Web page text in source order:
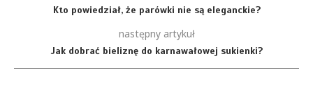
Kto powiedział, że parówki nie są eleganckie?
następny artykuł
Jak dobrać bieliznę do karnawałowej sukienki?